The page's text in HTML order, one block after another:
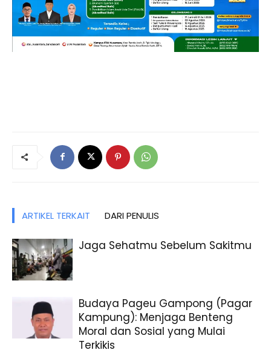
ARTIKEL TERKAIT DARI PENULIS
Jaga Sehatmu Sebelum Sakitmu
Budaya Pageu Gampong (Pagar
Kampung): Menjaga Benteng
Moral dan Sosial yang Mulai
Terkikis